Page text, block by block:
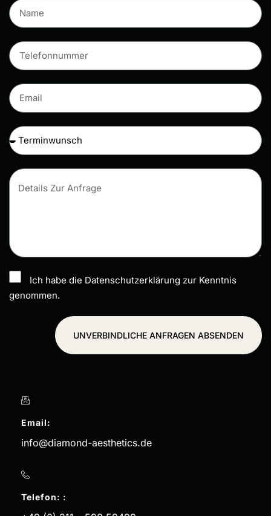
Ich habe die Datenschutzerklärung zur Kenntnis
genommen.
UNVERBINDLICHE ANFRAGEN ABSENDEN
Email:
info@diamond-aesthetics.de
Telefon: :